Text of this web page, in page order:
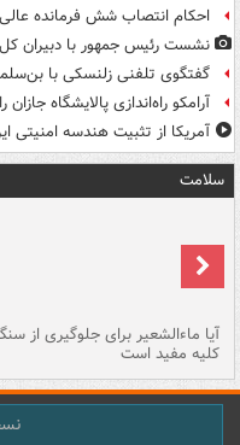
احکام انتصاب شش فرمانده
نشست رئیس جمهور با دبیران
گفتگوی تلفنی زلنسکی با
آرامکو راه‌اندازی پالایشگاه جازان را ۲ هفته به تعویق انداخت
آمریکا از تثبیت هندسه امنیتی
سلامت
آیا ماءالشعیر برای جلوگیری از
کلیه مفید است